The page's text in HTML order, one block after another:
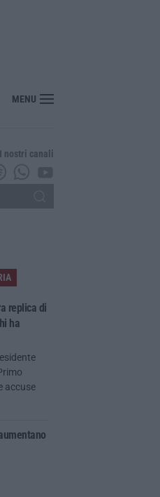
Giulio Grande
MENU
I nostri canali
replica di
ha
accuse